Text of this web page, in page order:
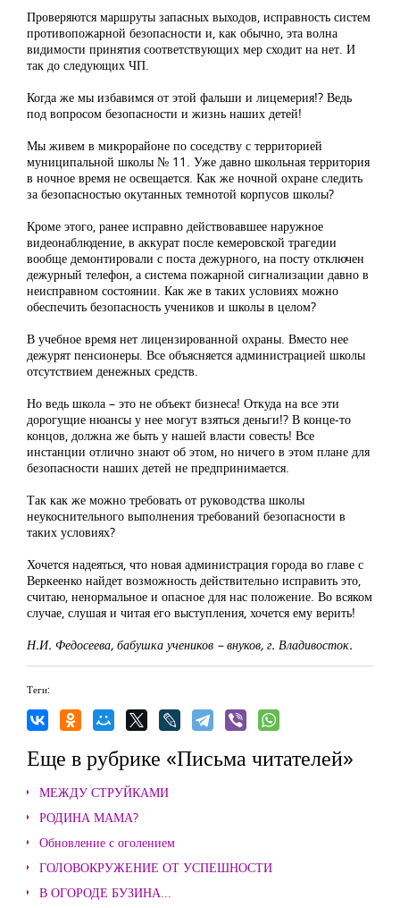
Проверяются маршруты запасных выходов, исправность систем
противопожарной безопасности и, как обычно, эта волна
видимости принятия соответствующих мер сходит на нет. И
так до следующих ЧП.
Когда же мы избавимся от этой фальши и лицемерия!? Ведь
под вопросом безопасности и жизнь наших детей!
Мы живем в микрорайоне по соседству с территорией
муниципальной школы № 11. Уже давно школьная территория
в ночное время не освещается. Как же ночной охране следить
за безопасностью окутанных темнотой корпусов школы?
Кроме этого, ранее исправно действовавшее наружное
видеонаблюдение, в аккурат после кемеровской трагедии
вообще демонтировали с поста дежурного, на посту отключен
дежурный телефон, а система пожарной сигнализации давно в
неисправном состоянии. Как же в таких условиях можно
обеспечить безопасность учеников и школы в целом?
В учебное время нет лицензированной охраны. Вместо нее
дежурят пенсионеры. Все объясняется администрацией школы
отсутствием денежных средств.
Но ведь школа – это не объект бизнеса! Откуда на все эти
дорогущие нюансы у нее могут взяться деньги!? В конце-то
концов, должна же быть у нашей власти совесть! Все
инстанции отлично знают об этом, но ничего в этом плане для
безопасности наших детей не предпринимается.
Так как же можно требовать от руководства школы
неукоснительного выполнения требований безопасности в
таких условиях?
Хочется надеяться, что новая администрация города во главе с
Веркеенко найдет возможность действительно исправить это,
считаю, ненормальное и опасное для нас положение. Во всяком
случае, слушая и читая его выступления, хочется ему верить!
Н.И. Федосеева, бабушка учеников – внуков, г. Владивосток.
Теги:
Еще в рубрике «Письма читателей»
МЕЖДУ СТРУЙКАМИ
РОДИНА МАМА?
Обновление с оголением
ГОЛОВОКРУЖЕНИЕ ОТ УСПЕШНОСТИ
В ОГОРОДЕ БУЗИНА...